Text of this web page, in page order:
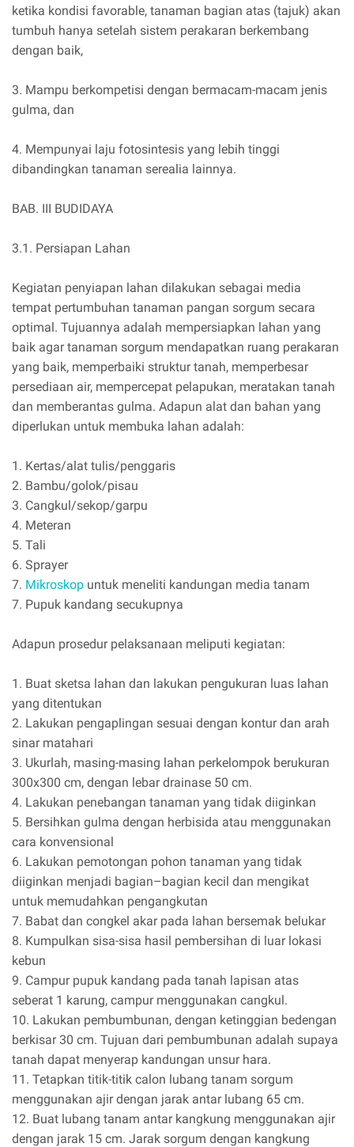
ketika kondisi favorable, tanaman bagian atas (tajuk) akan
tumbuh hanya setelah sistem perakaran berkembang
dengan baik,
3. Mampu berkompetisi dengan bermacam-macam jenis
gulma, dan
4. Mempunyai laju fotosintesis yang lebih tinggi
dibandingkan tanaman serealia lainnya.
BAB. III BUDIDAYA
3.1. Persiapan Lahan
Kegiatan penyiapan lahan dilakukan sebagai media
tempat pertumbuhan tanaman pangan sorgum secara
optimal. Tujuannya adalah mempersiapkan lahan yang
baik agar tanaman sorgum mendapatkan ruang perakaran
yang baik, memperbaiki struktur tanah, memperbesar
persediaan air, mempercepat pelapukan, meratakan tanah
dan memberantas gulma. Adapun alat dan bahan yang
diperlukan untuk membuka lahan adalah:
1. Kertas/alat tulis/penggaris
2. Bambu/golok/pisau
3. Cangkul/sekop/garpu
4. Meteran
5. Tali
6. Sprayer
7. Mikroskop untuk meneliti kandungan media tanam
7. Pupuk kandang secukupnya
Adapun prosedur pelaksanaan meliputi kegiatan:
1. Buat sketsa lahan dan lakukan pengukuran luas lahan
yang ditentukan
2. Lakukan pengaplingan sesuai dengan kontur dan arah
sinar matahari
3. Ukurlah, masing-masing lahan perkelompok berukuran
300x300 cm, dengan lebar drainase 50 cm.
4. Lakukan penebangan tanaman yang tidak diiginkan
5. Bersihkan gulma dengan herbisida atau menggunakan
cara konvensional
6. Lakukan pemotongan pohon tanaman yang tidak
diiginkan menjadi bagian–bagian kecil dan mengikat
untuk memudahkan pengangkutan
7. Babat dan congkel akar pada lahan bersemak belukar
8. Kumpulkan sisa-sisa hasil pembersihan di luar lokasi
kebun
9. Campur pupuk kandang pada tanah lapisan atas
seberat 1 karung, campur menggunakan cangkul.
10. Lakukan pembumbunan, dengan ketinggian bedengan
berkisar 30 cm. Tujuan dari pembumbunan adalah supaya
tanah dapat menyerap kandungan unsur hara.
11. Tetapkan titik-titik calon lubang tanam sorgum
menggunakan ajir dengan jarak antar lubang 65 cm.
12. Buat lubang tanam antar kangkung menggunakan ajir
dengan jarak 15 cm. Jarak sorgum dengan kangkung